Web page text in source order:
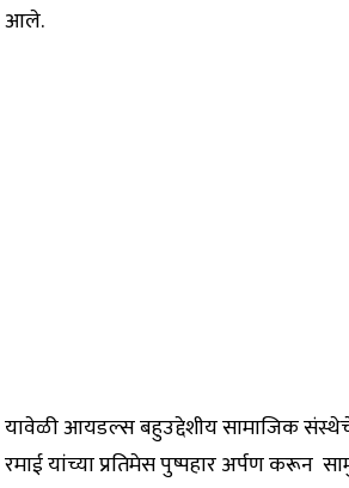
आले.
यावेळी आयडल्स बहुउद्देशीय सामाजिक
रमाई यांच्या प्रतिमेस पुष्पहार अर्पण करून